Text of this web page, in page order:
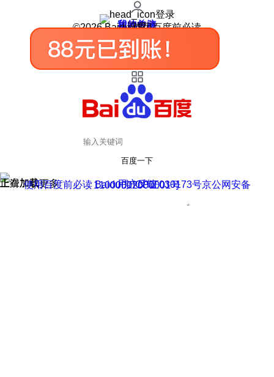
登录
我的关注
我的收藏
皮肤中心
用户反馈
设置
©2026 Baidu 使用百度前必读
百度一下
正在加载
上滑加载更多 用户反馈
使用百度前必读 Baidu 京ICP证030173号
京公网安备11000002000001号